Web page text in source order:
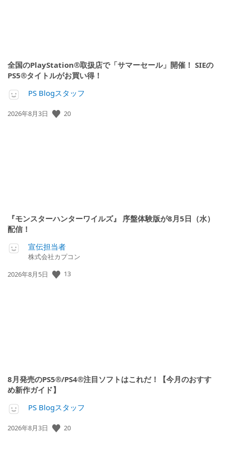
全国のPlayStation®取扱店で「サマーセール」開催！ SIEの
PS5®タイトルがお買い得！
PS Blogスタッフ
公
2026年8月3日 20
『モンスターハンターワイルズ』 序盤体験版が8月5日（水）
配信！
宣伝担当者
株式会社カプコン
公
2026年8月5日 13
8月発売のPS5®/PS4®注目ソフトはこれだ！【今月のおすす
め新作ガイド】
PS Blogスタッフ
公
2026年8月3日 20